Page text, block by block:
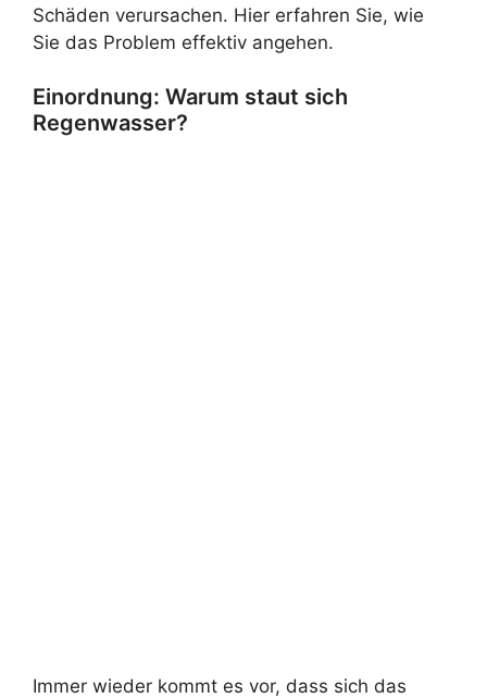
Schäden verursachen. Hier erfahren Sie, wie
Sie das Problem effektiv angehen.
Einordnung: Warum staut sich
Regenwasser?
Immer wieder kommt es vor, dass sich das